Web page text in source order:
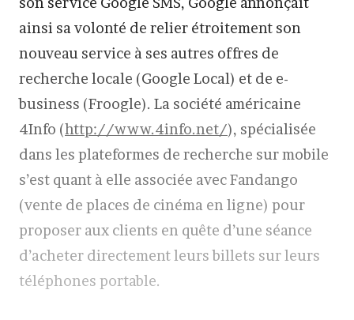
ainsi sa volonté de relier étroitement son
nouveau service à ses autres offres de
recherche locale (Google Local) et de e-
business (Froogle). La société américaine
4Info (http://www.4info.net/), spécialisée
dans les plateformes de recherche sur mobile
s’est quant à elle associée avec Fandango
(vente de places de cinéma en ligne) pour
proposer aux clients en quête d’une séance
d’acheter directement leurs billets sur leurs
téléphones portable.